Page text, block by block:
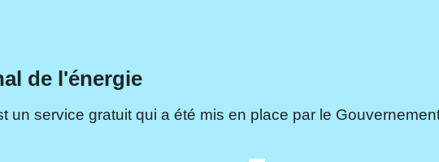
de l'énergie
un service gratuit qui a été mis en place par le